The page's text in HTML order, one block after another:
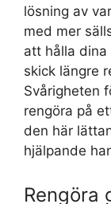
lösning av
med mer
att hålla
skick längre
Svårigheten
rengöra på
den här
hjälpande
Rengöra